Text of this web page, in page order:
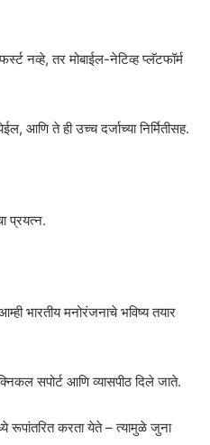
नव्हे, तर मोबाईल-नेटिव्ह प्लॅटफॉर्म
आणि ते ही उच्च दर्जाच्या निर्मितीसह.
प्रयत्न.
भारतीय मनोरंजनाचे भविष्य तयार
सपोर्ट आणि व्यासपीठ दिले जाते.
रूपांतरित करता येते – त्यामुळे जुना